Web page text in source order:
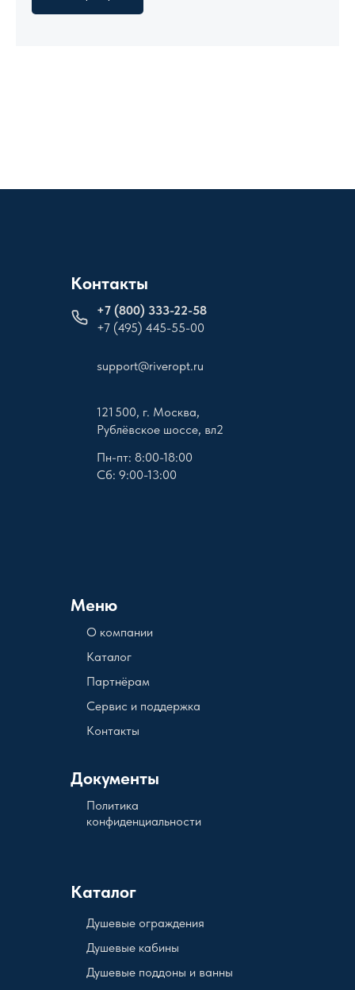
Контакты
+7 (800) 333-22-58
+7 (495) 445-55-00
support@riveropt.ru
Меню
121 500, г. Москва,
Рублёвское шоссе, вл2
О компании
Документы
Пн-пт: 8:00-18:00
Сб: 9:00-13:00
Каталог
Политика
конфиденциальности
Партнёрам
Сервис и поддержка
Контакты
Каталог
Душевые кабины
Душевые поддоны и ванны
Душевые ограждения